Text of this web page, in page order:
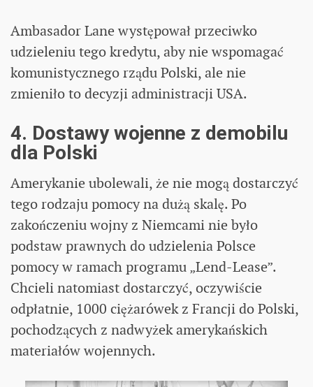
Ambasador Lane występował przeciwko
udzieleniu tego kredytu, aby nie wspomagać
komunistycznego rządu Polski, ale nie
zmieniło to decyzji administracji USA.
4. Dostawy wojenne z demobilu
dla Polski
Amerykanie ubolewali, że nie mogą dostarczyć
tego rodzaju pomocy na dużą skalę. Po
zakończeniu wojny z Niemcami nie było
podstaw prawnych do udzielenia Polsce
pomocy w ramach programu „Lend-Lease”.
Chcieli natomiast dostarczyć, oczywiście
odpłatnie, 1000 ciężarówek z Francji do Polski,
pochodzących z nadwyżek amerykańskich
materiałów wojennych.